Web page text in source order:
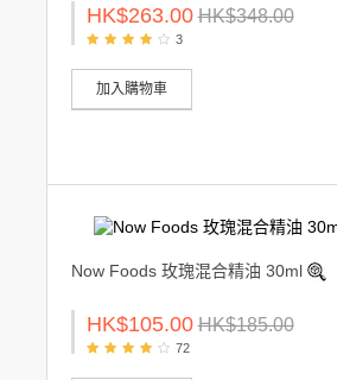
HK$263.00 HK$348.00
3
加入購物車
Now Foods 玫瑰混合精油 30ml
HK$105.00 HK$185.00
72